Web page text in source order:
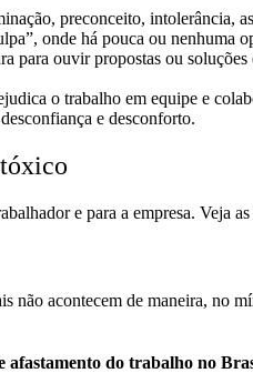
preconceito, intolerância,
onde há pouca ou nenhuma
para ouvir propostas ou soluções
o trabalho em equipe e
e desconforto.
e para a empresa. Veja
não acontecem de maneira, no
afastamento do trabalho no